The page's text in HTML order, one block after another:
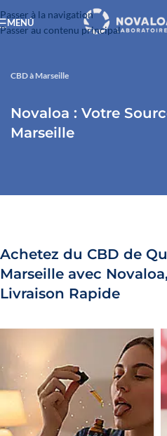
Passer à la navigation
Passer au contenu principal
MENÚ
CBD à Marseille
Novaloa : Votre
Marseille
Achetez du CBD de
Marseille avec Novaloa,
Livraison Rapide